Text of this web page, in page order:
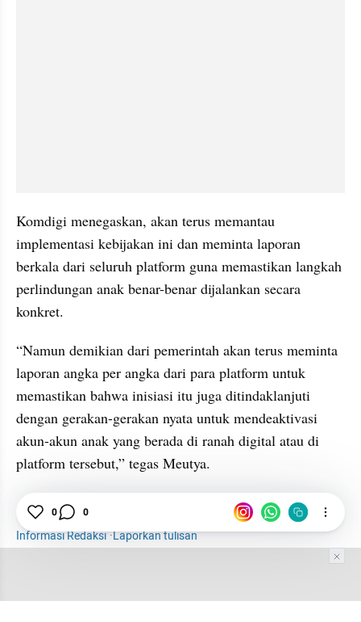
Komdigi menegaskan, akan terus memantau
implementasi kebijakan ini dan meminta laporan
berkala dari seluruh platform guna memastikan langkah
perlindungan anak benar-benar dijalankan secara
konkret.
“Namun demikian dari pemerintah akan terus meminta
laporan angka per angka dari para platform untuk
memastikan bahwa inisiasi itu juga ditindaklanjuti
dengan gerakan-gerakan nyata untuk mendeaktivasi
akun-akun anak yang berada di ranah digital atau di
platform tersebut,” tegas Meutya.
Menkomdigi
PP Tunas
Informasi Redaksi·Laporkan tulisan
0 0